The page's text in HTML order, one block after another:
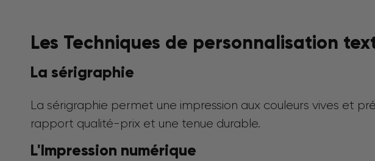
Les Techniques de personnalisation
La sérigraphie
La sérigraphie permet une impression aux couleurs vives et
rapport qualité-prix et une tenue durable.
L'Impression numérique